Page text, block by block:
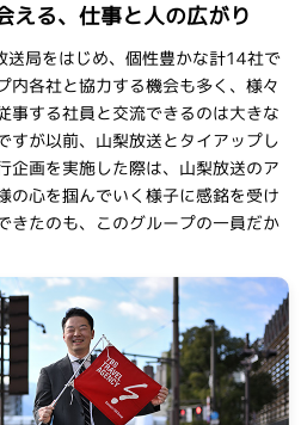
える、仕事と人の広がり
送局をはじめ、個性豊かな計14社で
内各社と協力する機会も多く、様々
事する社員と交流できるのは大きな
すが以前、山梨放送とタイアップし
企画を実施した際は、山梨放送のア
の心を掴んでいく様子に感銘を受け
きたのも、このグループの一員だか